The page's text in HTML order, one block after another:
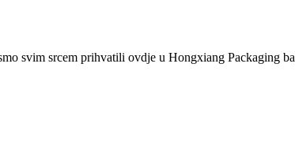
svim srcem prihvatili ovdje u Hongxiang Packaging